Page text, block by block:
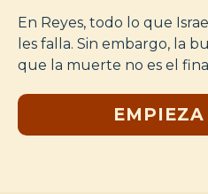
En Reyes, todo lo que
les falla. Sin embargo, la
que la muerte no es el